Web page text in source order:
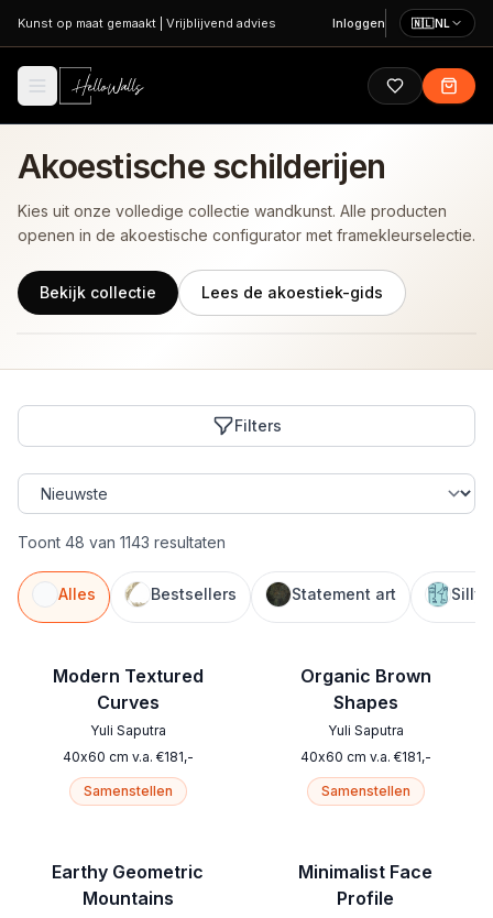
Ga naar hoofdinhoud
Kunst op maat gemaakt Vrijblijvend advies Inloggen 🇳🇱NL
Akoestische schilderijen
Kies uit onze volledige collectie wandkunst. Alle producten
openen in de akoestische configurator met framekleurselectie.
Bekijk collectie Lees de akoestiek-gids
Filters
Toont 48 van 1143 resultaten
Alles Bestsellers Statement art Silly
Modern Textured
Curves
Yuli Saputra
40x60 cm v.a. €181,-
Samenstellen
Earthy Geometric
Mountains
Organic Brown
Shapes
Yuli Saputra
40x60 cm v.a. €181,-
Samenstellen
Minimalist Face
Profile